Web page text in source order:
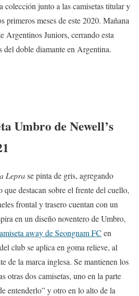
colección junto a las camisetas titular y
primeros meses de este 2020. Mañana
Argentinos Juniors, cerrando esta
del doble diamante en Argentina.
Umbro de Newell’s
Leprase pinta de gris, agregando
que destacan sobre el frente del cuello,
frontal y trasero cuentan con un
en un diseño noventero de Umbro,
away de Seongnam FC en
club se aplica en goma relieve, al
de la marca inglesa. Se mantienen los
otras dos camisetas, uno en la parte
entenderlo” y otro en lo alto de la